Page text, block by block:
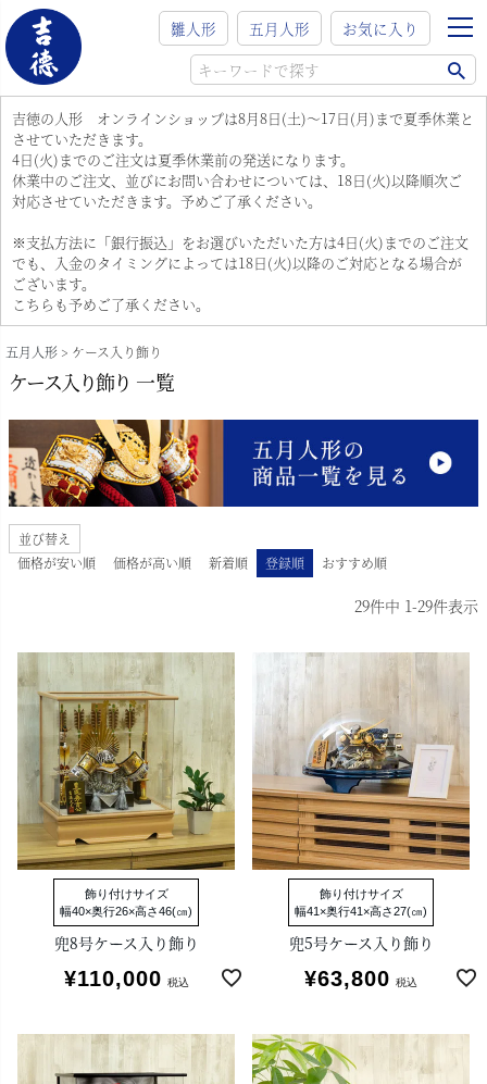
雛人形 五月人形 お気に入り
吉徳の人形 オンラインショップは8月8日(土)～17日(月)まで夏季休業と
させていただきます。
4日(火)までのご注文は夏季休業前の発送になります。
休業中のご注文、並びにお問い合わせについては、18日(火)以降順次ご
対応させていただきます。予めご了承ください。
※支払方法に「銀行振込」をお選びいただいた方は4日(火)までのご注文
でも、入金のタイミングによっては18日(火)以降のご対応となる場合が
ございます。
こちらも予めご了承ください。
五月人形 ケース入り飾り
ケース入り飾り 一覧
並び替え
価格が安い順
価格が高い順 新着順 登録順 おすすめ順
29件中 1-29件表示
飾り付けサイズ
幅40×奥行26×高さ46(㎝)
兜8号ケース入り飾り
¥110,000 税込
飾り付けサイズ
幅41×奥行41×高さ27(㎝)
兜5号ケース入り飾り
¥63,800 税込